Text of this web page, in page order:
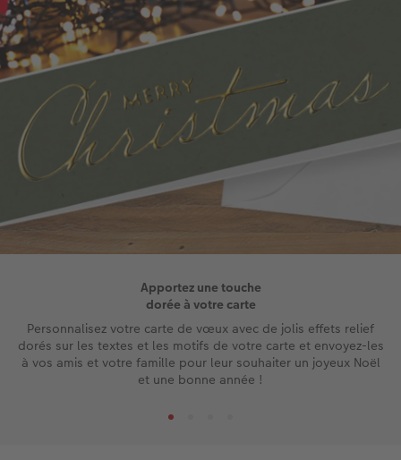
Apportez une touche
dorée à votre carte
Personnalisez votre carte de vœux avec de jolis effets relief
dorés sur les textes et les motifs de votre carte et envoyez-les
à vos amis et votre famille pour leur souhaiter un joyeux Noël
et une bonne année !